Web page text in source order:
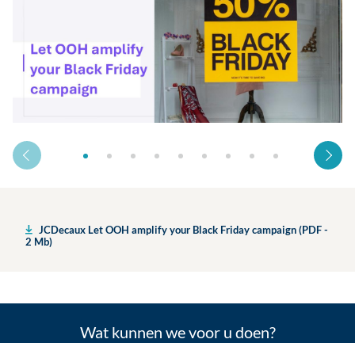
JCDecaux Let OOH amplify your Black Friday campaign (PDF -
2 Mb)
Wat kunnen we voor u doen?